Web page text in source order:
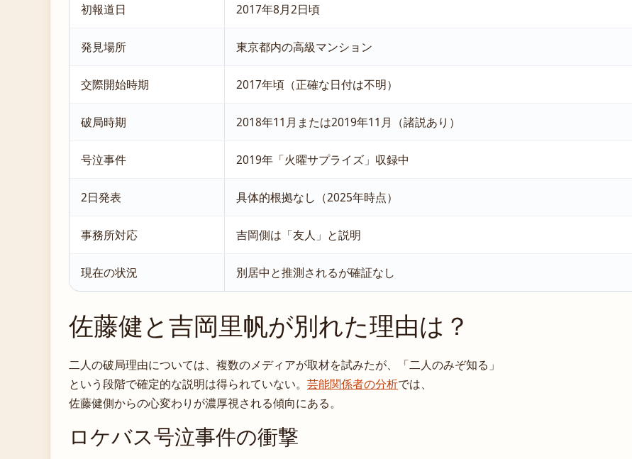
初報道日 2017年8月2日頃
発見場所 東京都内の高級マンション
交際開始時期 2017年頃（正確な日付は不明）
破局時期 2018年11月または2019年11月（諸説あり）
号泣事件 2019年「火曜サプライズ」収録中
2日発表 具体的根拠なし（2025年時点）
事務所対応 吉岡側は「友人」と説明
現在の状況 別居中と推測されるが確証なし
佐藤健と吉岡里帆が別れた理由は？
二人の破局理由については、複数のメディアが取材を試みたが、「二人のみぞ知る」
という段階で確定的な説明は得られていない。 芸能関係者の分析では、
佐藤健側からの心変わりが濃厚視される傾向にある。
ロケバス号泣事件の衝撃